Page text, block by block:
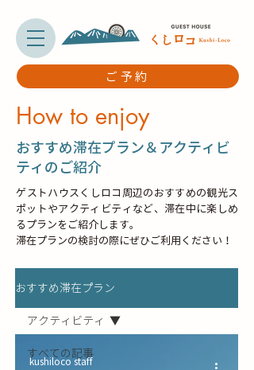
ご予約
How to enjoy
​おすすめ滞在プラン＆アクティビ
ティのご紹介
ゲストハウスくしロコ周辺のおすすめの観光ス
ポットやアクティビティなど、滞在中に楽しめ
るプランをご紹介します。
滞在プランの検討の際にぜひご利用ください！
おすすめ滞在プラン
すべての記事
アクティビティ
kushiloco staff